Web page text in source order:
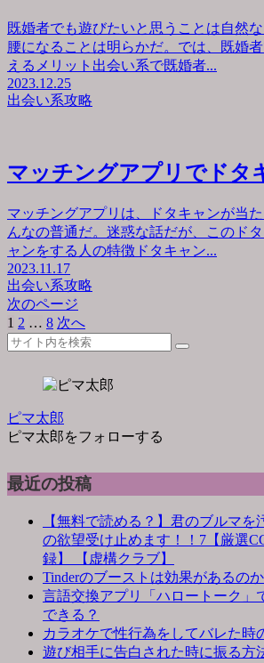
既婚者でも遊びたいと思うことは自然
腰になることは明らかだ。では、既婚
えるメリット出会い系で既婚者...
2023.12.25
出会い系攻略
マッチングアプリでドタ
マッチングアプリは、ドタキャンが当
んなの普通だ。迷惑な話だが、このド
ャンをする人の特徴ドタキャン...
2023.11.17
出会い系攻略
次のページ
1 2 … 8 次へ
ピマ太郎
ピマ太郎をフォローする
最近の投稿
【無料で読める？】君のブルマを
の欲望受け止めます！！7【厳選
録】 【虚構クラブ】
Tinderのブーストは効果があるのか
言語交換アプリ「ハロートーク」
できる？
カラオケで性行為をしてバレた時
遊び相手に告白された時に振る方